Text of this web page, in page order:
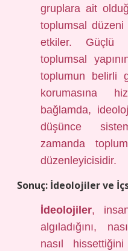
gruplara ait
toplumsal düzeni
etkiler. Güçlü
toplumsal
toplumun belirli
korumasına
bağlamda,
düşünce
zamanda
düzenleyicisidir.
Sonuç: İdeolojiler ve
İdeolojiler,
algıladığını,
nasıl